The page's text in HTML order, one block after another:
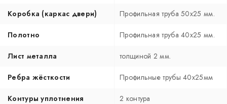
Коробка (каркас двери) Профильная труба 50х25 мм.
Полотно Профильная труба 40х25 мм.
Лист металла толщиной 2 мм.
Ребра жёсткости Профильные трубы 40х25мм
Контуры уплотнения 2 контура